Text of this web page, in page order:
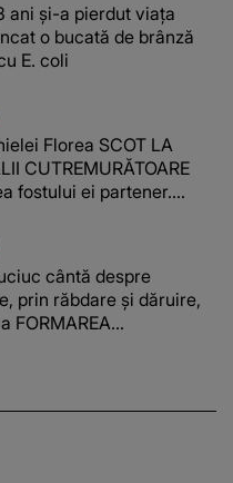
ani și-a pierdut viața
o bucată de brânză
E. coli
Florea SCOT LA
CUTREMURĂTOARE
fostului ei partener.
în Italia și ascunsă în
Îmi pare rău că nu am
mult pentru ea și..."
cântă despre
prin răbdare și dăruire,
FORMAREA
trecerea anilor: "De